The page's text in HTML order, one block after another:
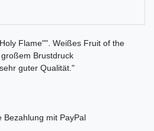
Flame"". Weißes Fruit of the
Brustdruck
guter Qualität."
Bezahlung mit PayPal